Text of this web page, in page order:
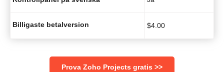
Billigaste betalversion $4.00
Prova Zoho Projects gratis >>